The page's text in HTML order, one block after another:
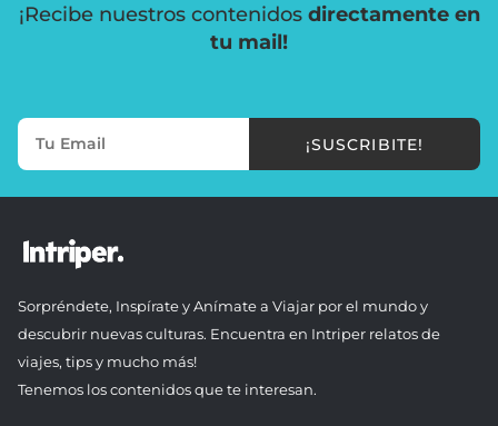
¡Recibe nuestros contenidos directamente en
tu mail!
¡SUSCRIBITE!
Sorpréndete, Inspírate y Anímate a Viajar por el mundo y
descubrir nuevas culturas. Encuentra en Intriper relatos de
viajes, tips y mucho más!
Tenemos los contenidos que te interesan.